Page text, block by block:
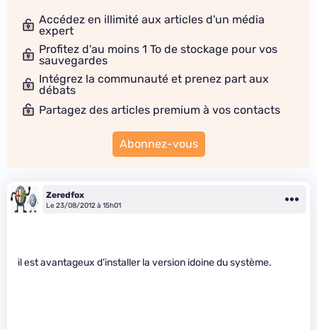
Accédez en illimité aux articles d'un média
expert
Profitez d'au moins 1 To de stockage pour vos
sauvegardes
Intégrez la communauté et prenez part aux
débats
Partagez des articles premium à vos contacts
Abonnez-vous
Zeredfox
Le 23/08/2012 à 15h01
il est avantageux d’installer la version idoine du système.